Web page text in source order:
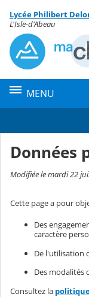
Contenu
Lycée Philibert
L'Isle-d'Abeau
MENU
Données
Modifiée le mardi 22
Cette page a pour
Des
caractère
De l'utilisation
Des modalités
Consultez la